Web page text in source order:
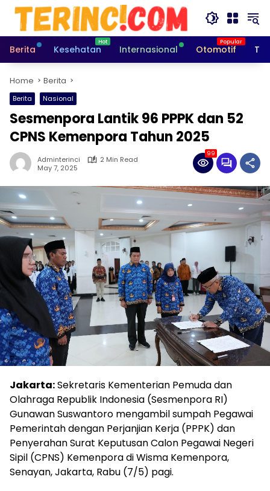
Skip
content
Berita
Kesehatan Internasional Otomotif
Home Berita
Berita Nasional
Sesmenpora Lantik 96 PPPK dan 52
CPNS Kemenpora Tahun 2025
Adminterinci
2 Min Read
May 7, 2025
99
Jakarta:Sekretaris Kementerian Pemuda dan
Olahraga Republik Indonesia (Sesmenpora RI)
Gunawan Suswantoro mengambil sumpah Pegawai
Pemerintah dengan Perjanjian Kerja (PPPK) dan
Penyerahan Surat Keputusan Calon Pegawai Negeri
Sipil (CPNS) Kemenpora di Wisma Kemenpora,
Senayan, Jakarta, Rabu (7/5) pagi.